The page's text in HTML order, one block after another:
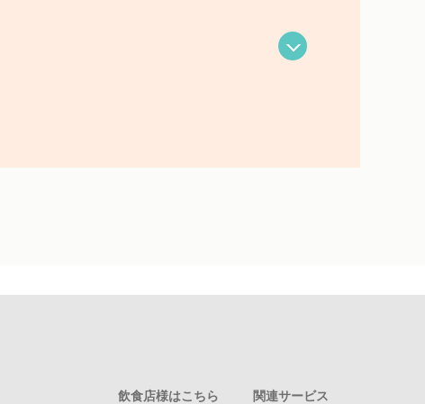
飲食店様はこちら 関連サービス